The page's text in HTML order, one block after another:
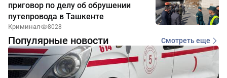
приговор по делу об обрушении
путепровода в Ташкенте
Криминал 8028
Популярные новости Смотреть еще